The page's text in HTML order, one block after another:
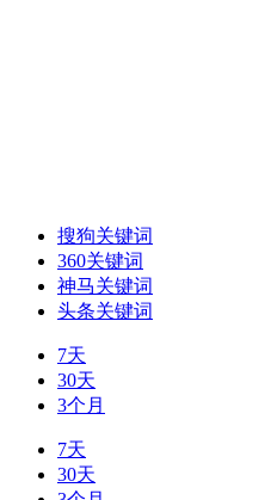
搜狗关键词
360关键词
神马关键词
头条关键词
7天
30天
3个月
7天
30天